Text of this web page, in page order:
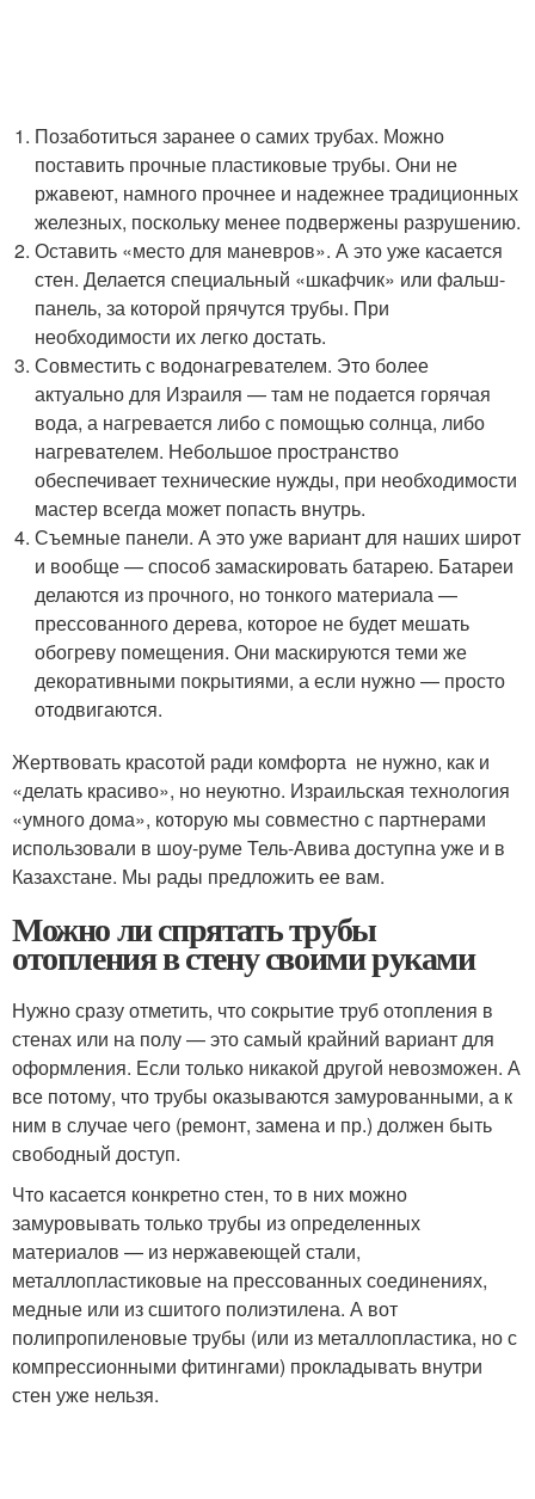
Позаботиться заранее о самих трубах. Можно
поставить прочные пластиковые трубы. Они не
ржавеют, намного прочнее и надежнее традиционных
железных, поскольку менее подвержены разрушению.
Оставить «место для маневров». А это уже касается
стен. Делается специальный «шкафчик» или фальш-
панель, за которой прячутся трубы. При
необходимости их легко достать.
Совместить с водонагревателем. Это более
актуально для Израиля — там не подается горячая
вода, а нагревается либо с помощью солнца, либо
нагревателем. Небольшое пространство
обеспечивает технические нужды, при необходимости
мастер всегда может попасть внутрь.
Съемные панели. А это уже вариант для наших широт
и вообще — способ замаскировать батарею. Батареи
делаются из прочного, но тонкого материала —
прессованного дерева, которое не будет мешать
обогреву помещения. Они маскируются теми же
декоративными покрытиями, а если нужно — просто
отодвигаются.
Жертвовать красотой ради комфорта не нужно, как и
«делать красиво», но неуютно. Израильская технология
«умного дома», которую мы совместно с партнерами
использовали в шоу-руме Тель-Авива доступна уже и в
Казахстане. Мы рады предложить ее вам.
Можно ли спрятать трубы
отопления в стену своими руками
Нужно сразу отметить, что сокрытие труб отопления в
стенах или на полу — это самый крайний вариант для
оформления. Если только никакой другой невозможен. А
все потому, что трубы оказываются замурованными, а к
ним в случае чего (ремонт, замена и пр.) должен быть
свободный доступ.
Что касается конкретно стен, то в них можно
замуровывать только трубы из определенных
материалов — из нержавеющей стали,
металлопластиковые на прессованных соединениях,
медные или из сшитого полиэтилена. А вот
полипропиленовые трубы (или из металлопластика, но с
компрессионными фитингами) прокладывать внутри
стен уже нельзя.